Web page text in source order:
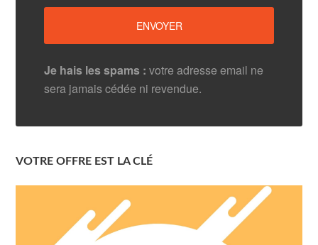
Je hais les spams : votre adresse email ne
sera jamais cédée ni revendue.
VOTRE OFFRE EST LA CLÉ